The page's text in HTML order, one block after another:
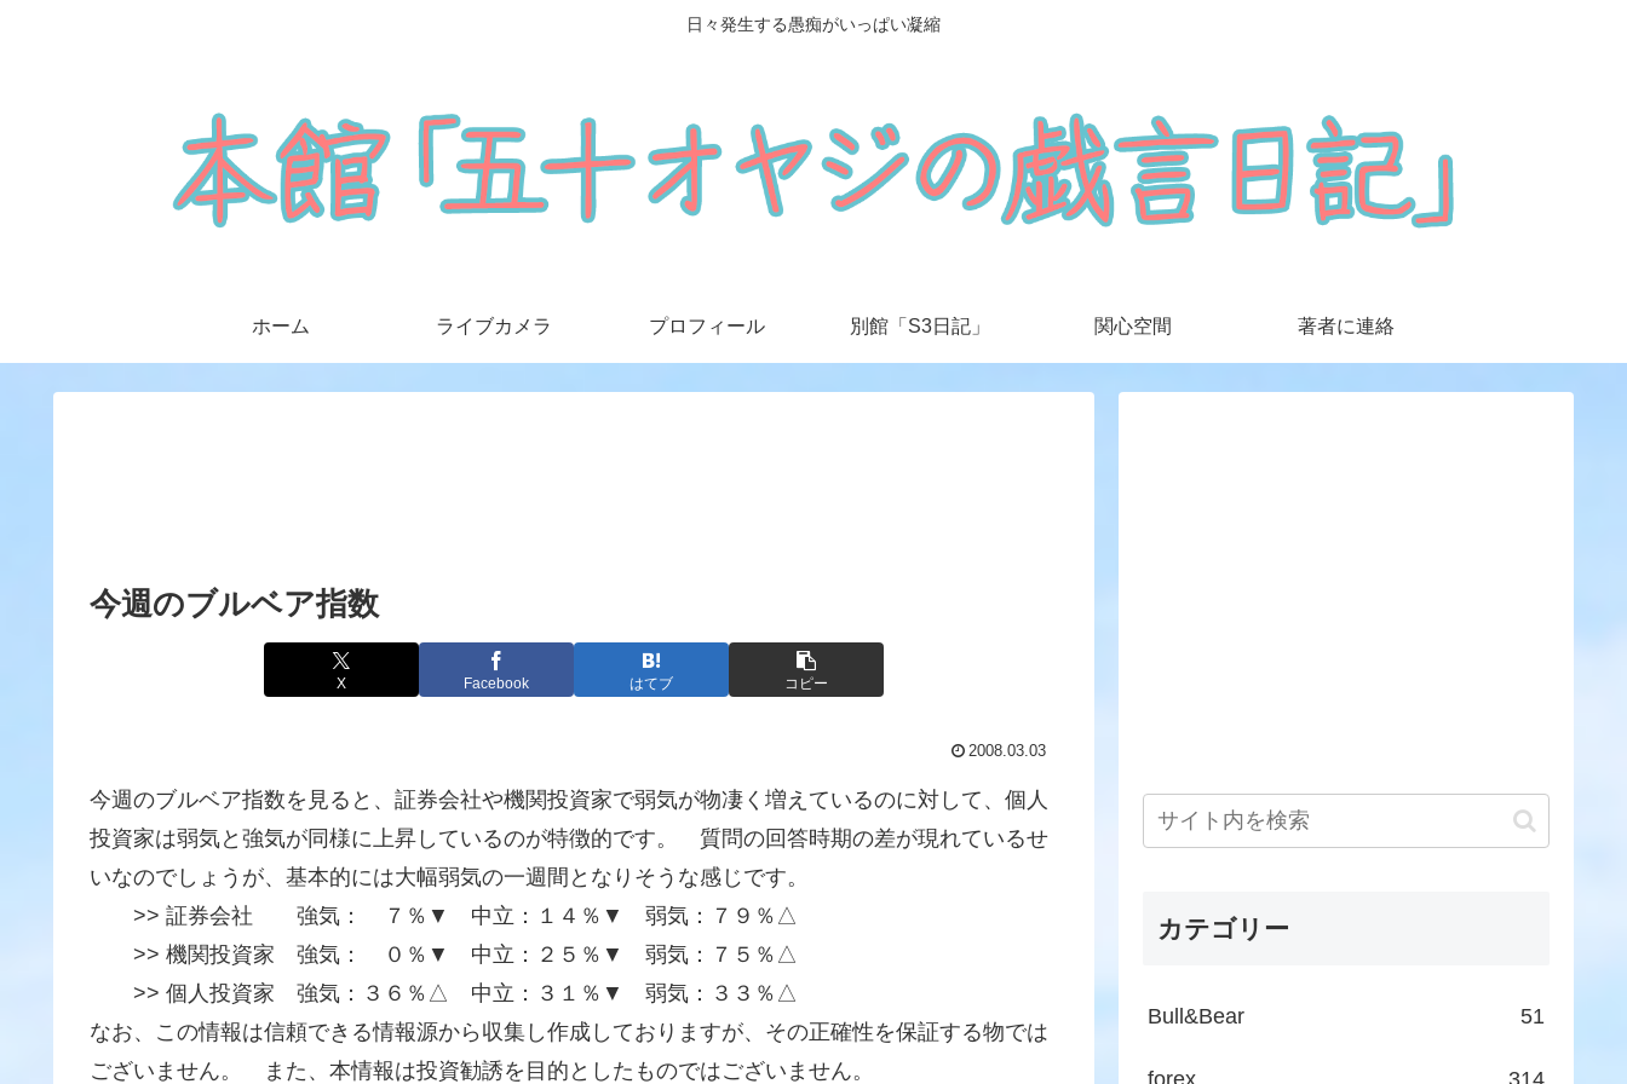
日々発生する愚痴がいっぱい凝縮
ホーム ライブカメラ プロフィール 別館「S3日記」 関心空間 著者に連絡
今週のブルベア指数
X Facebook はてブ コピー
2008.03.03
今週のブルベア指数を見ると、証券会社や機関投資家で弱気が物凄く増えているのに対して、個人
投資家は弱気と強気が同様に上昇しているのが特徴的です。 質問の回答時期の差が現れているせ
いなのでしょうが、基本的には大幅弱気の一週間となりそうな感じです。
>> 証券会社 強気： ７％▼ 中立：１４％▼ 弱気：７９％△
>> 機関投資家 強気： ０％▼ 中立：２５％▼ 弱気：７５％△
>> 個人投資家 強気：３６％△ 中立：３１％▼ 弱気：３３％△
なお、この情報は信頼できる情報源から収集し作成しておりますが、その正確性を保証する物では
ございません。 また、本情報は投資勧誘を目的としたものではございません。
カテゴリー
Bull&Bear 51